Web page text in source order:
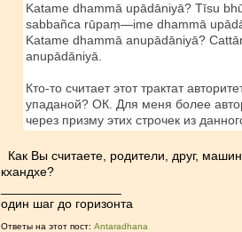
Katame dhammā upādāniyā? Tīsu
sabbañca rūpaṃ—ime dhammā
Katame dhammā anupādāniyā?
anupādāniyā.
Кто-то считает этот трактат
упаданой? ОК. Для меня более
через призму этих строчек из
Как Вы считаете, родители, друг,
кхандхе?
один шаг до горизонта
Ответы на этот пост: Antaradhana